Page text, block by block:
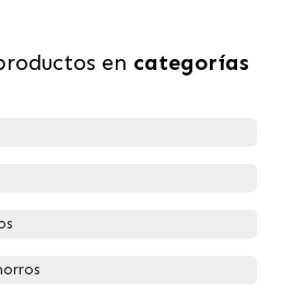
en categorías